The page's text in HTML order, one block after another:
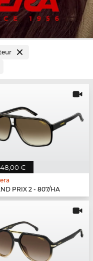
€
PRIX 2 - 807/HA